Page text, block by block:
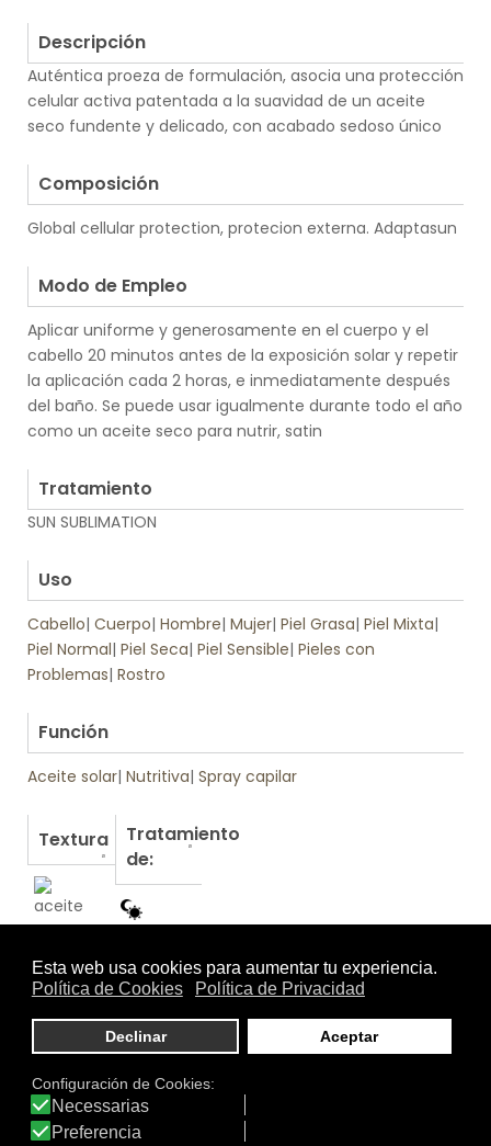
Descripción
Auténtica proeza de formulación, asocia una protección
celular activa patentada a la suavidad de un aceite
seco fundente y delicado, con acabado sedoso único
Composición
Global cellular protection, protecion externa. Adaptasun
Modo de Empleo
Aplicar uniforme y generosamente en el cuerpo y el
cabello 20 minutos antes de la exposición solar y repetir
la aplicación cada 2 horas, e inmediatamente después
del baño. Se puede usar igualmente durante todo el año
como un aceite seco para nutrir, satin
Tratamiento
SUN SUBLIMATION
Uso
Cabello| Cuerpo| Hombre| Mujer| Piel Grasa| Piel Mixta|
Piel Normal| Piel Seca| Piel Sensible| Pieles con
Problemas| Rostro
Función
Aceite solar| Nutritiva| Spray capilar
Textura
Tratamiento
de:
Otros productos de Institut Esthederm